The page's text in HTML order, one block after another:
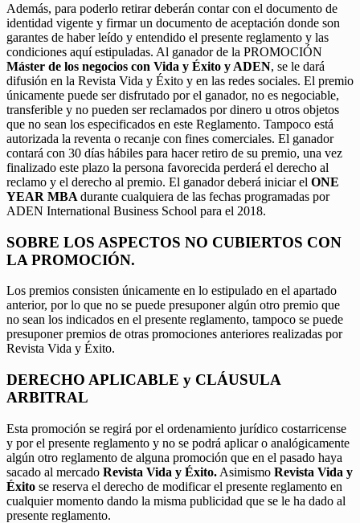
Además, para poderlo retirar deberán contar con el documento de
identidad vigente y firmar un documento de aceptación donde son
garantes de haber leído y entendido el presente reglamento y las
condiciones aquí estipuladas. Al ganador de la PROMOCIÓN
Máster de los negocios con Vida y Éxito y ADEN, se le dará
difusión en la Revista Vida y Éxito y en las redes sociales. El premio
únicamente puede ser disfrutado por el ganador, no es negociable,
transferible y no pueden ser reclamados por dinero u otros objetos
que no sean los especificados en este Reglamento. Tampoco está
autorizada la reventa o recanje con fines comerciales. El ganador
contará con 30 días hábiles para hacer retiro de su premio, una vez
finalizado este plazo la persona favorecida perderá el derecho al
reclamo y el derecho al premio. El ganador deberá iniciar el ONE
YEAR MBA durante cualquiera de las fechas programadas por
ADEN International Business School para el 2018.
SOBRE LOS ASPECTOS NO CUBIERTOS CON
LA PROMOCIÓN.
Los premios consisten únicamente en lo estipulado en el apartado
anterior, por lo que no se puede presuponer algún otro premio que
no sean los indicados en el presente reglamento, tampoco se puede
presuponer premios de otras promociones anteriores realizadas por
Revista Vida y Éxito.
DERECHO APLICABLE y CLÁUSULA
ARBITRAL
Esta promoción se regirá por el ordenamiento jurídico costarricense
y por el presente reglamento y no se podrá aplicar o analógicamente
algún otro reglamento de alguna promoción que en el pasado haya
sacado al mercado Revista Vida y Éxito. Asimismo Revista Vida y
Éxito se reserva el derecho de modificar el presente reglamento en
cualquier momento dando la misma publicidad que se le ha dado al
presente reglamento.